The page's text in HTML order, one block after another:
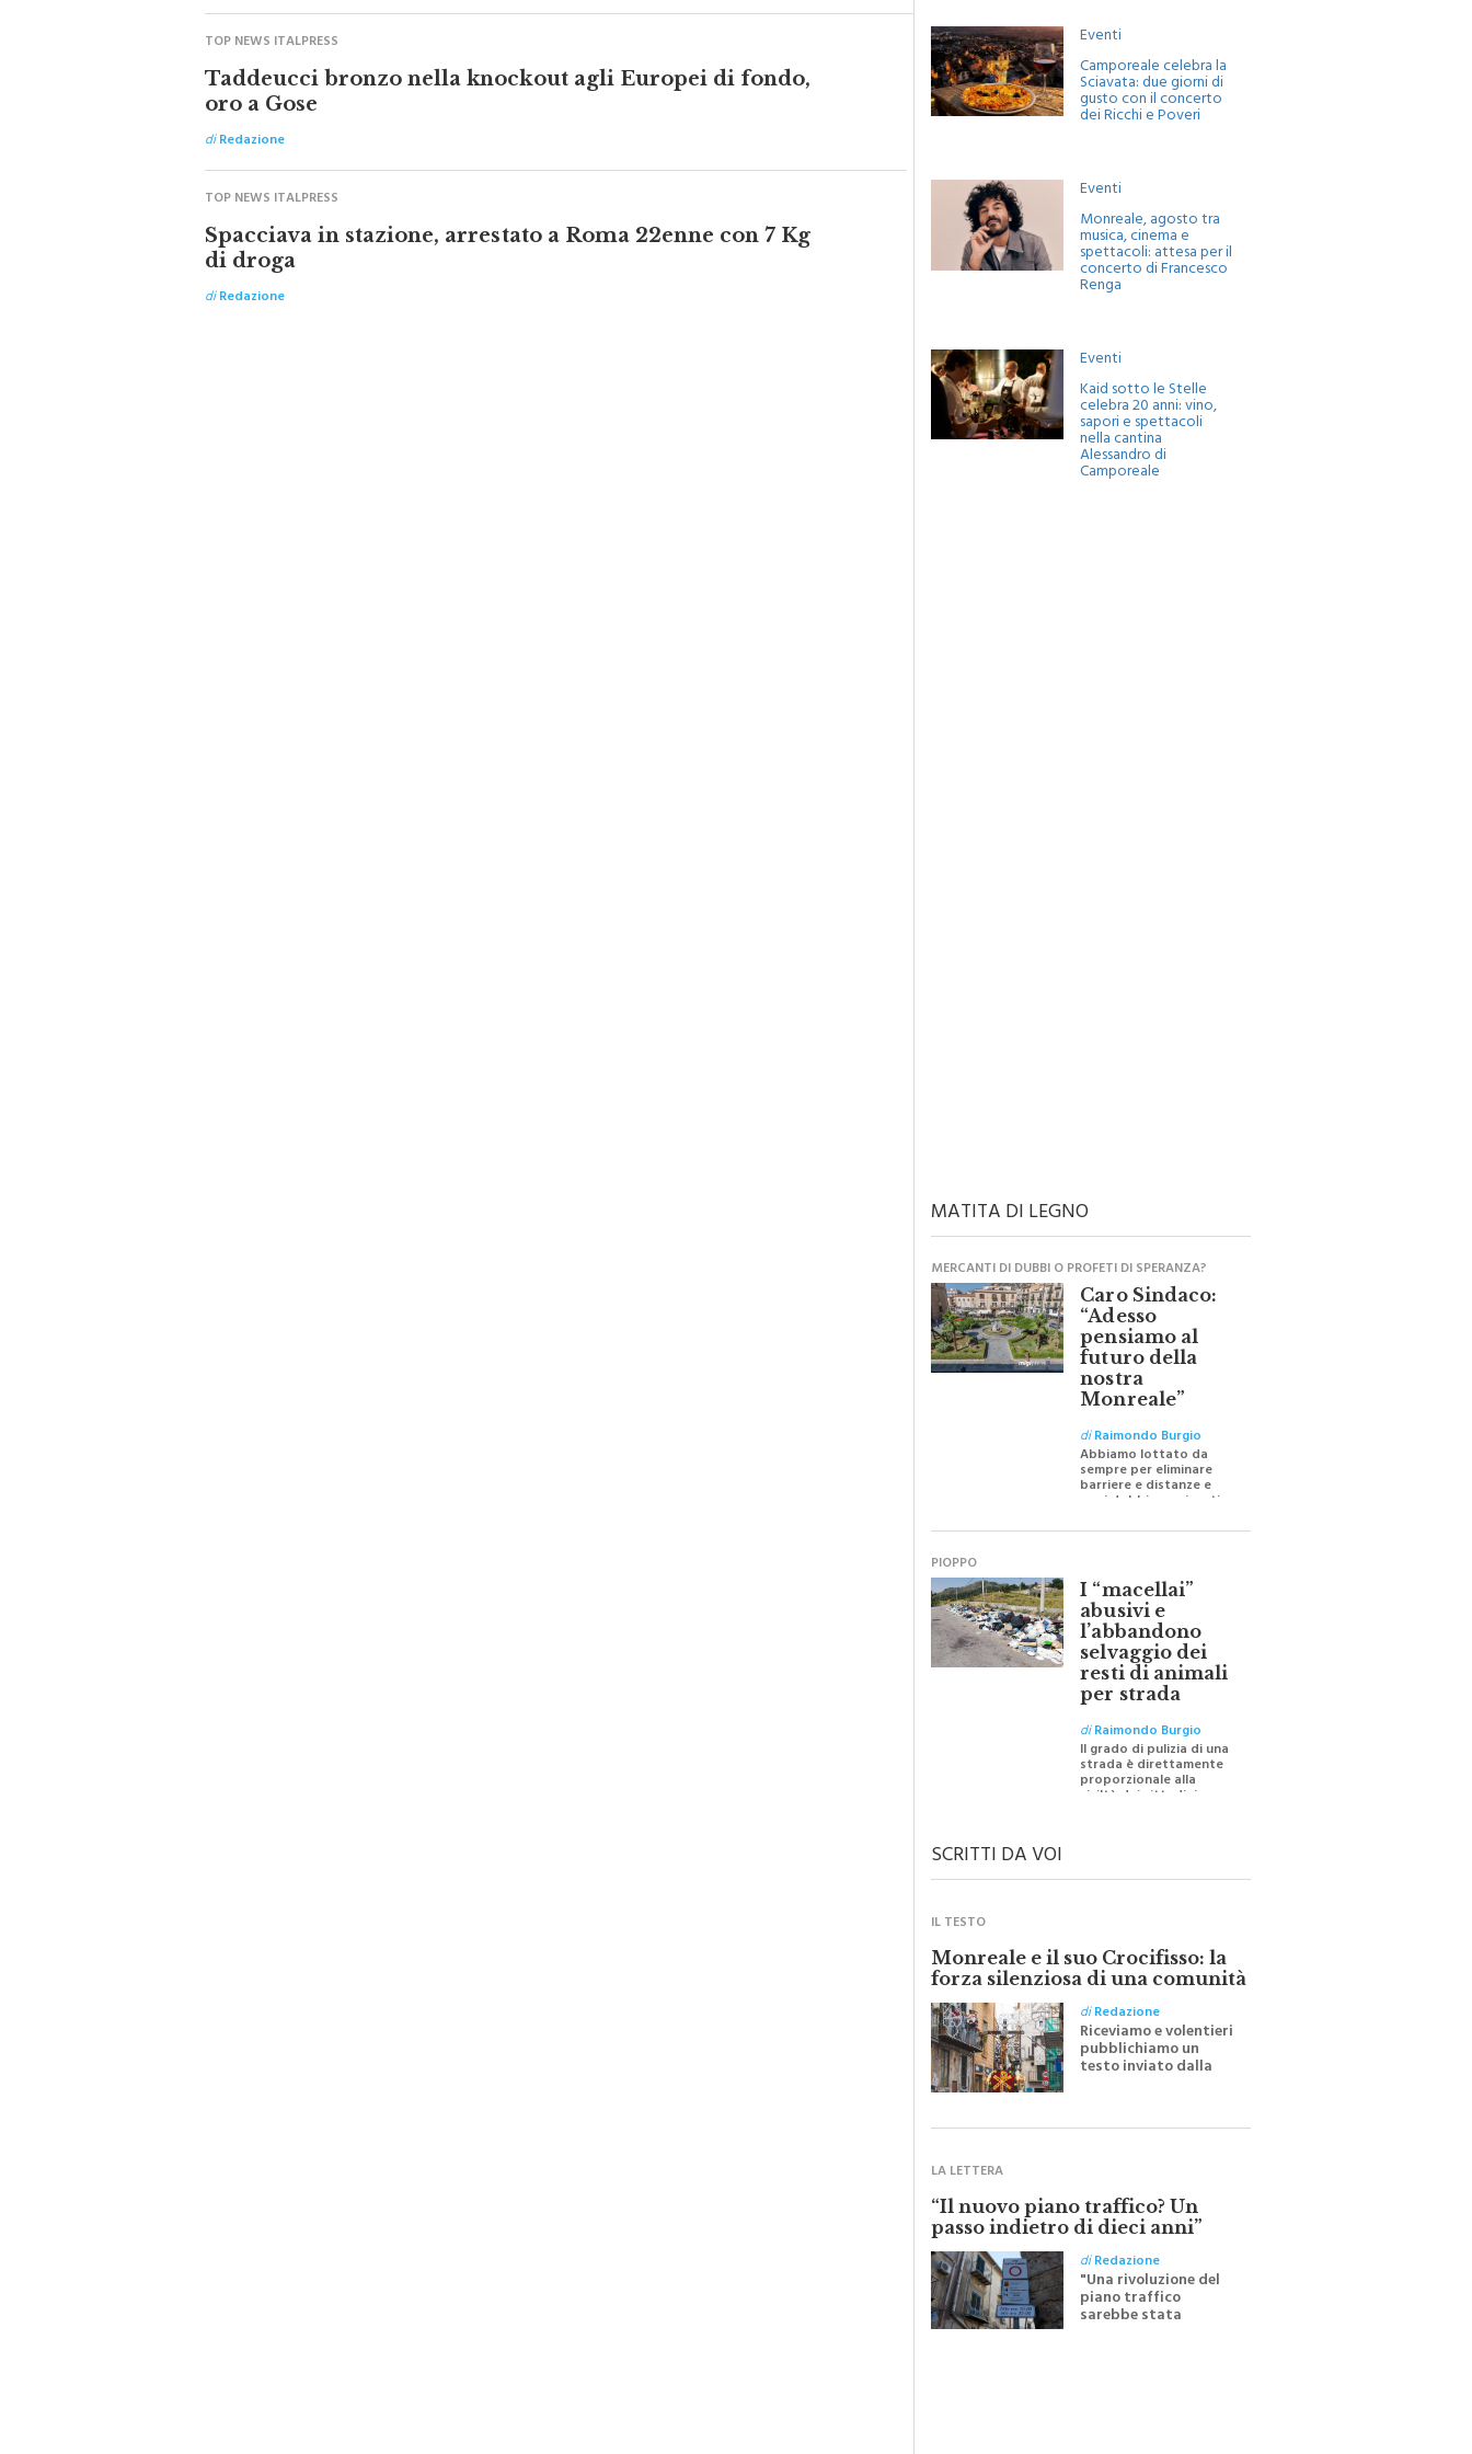
Taddeucci bronzo nella knockout agli Europei di fondo,
oro a Gose
Spacciava in stazione, arrestato a Roma 22enne con 7 Kg
di droga
Eventi
Camporeale celebra la
Sciavata: due giorni di
gusto con il concerto
dei Ricchi e Poveri
Eventi
Monreale, agosto tra
musica, cinema e
spettacoli: attesa per il
concerto di Francesco
Renga
Eventi
Kaid sotto le Stelle
celebra 20 anni: vino,
sapori e spettacoli
nella cantina
Alessandro di
Camporeale
MATITA DI LEGNO
MERCANTI DI DUBBI O PROFETI DI SPERANZA?
Caro Sindaco:
“Adesso
pensiamo al
futuro della
nostra
Monreale”
diRaimondo Burgio
Abbiamo lottato da
sempre per eliminare
barriere e distanze e
per ricostruire certezze
PIOPPO
I “macellai”
abusivi e
l’abbandono
selvaggio dei
resti di animali
per strada
diRaimondo Burgio
Il grado di pulizia di una
strada è direttamente
proporzionale alla
SCRITTI DA VOI
Monreale e il suo Crocifisso: la
forza silenziosa di una comunità
diRedazione
Riceviamo e volentieri
pubblichiamo un
testo inviato dalla
all'indomani della
“Il nuovo piano traffico? Un
passo indietro di dieci anni”
diRedazione
"Una rivoluzione del
piano traffico
sarebbe stata